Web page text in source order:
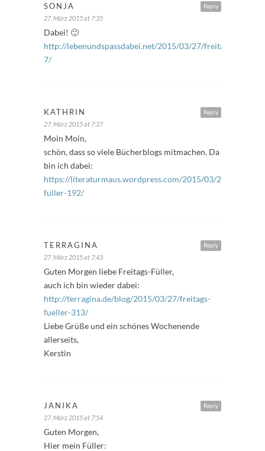
Reply
SONJA
27. März 2015 at 7:35
Dabei! 🙂
http://lebenundspassdabei.net/2015/03/27/freitagsfuller-
7/
Reply
KATHRIN
27. März 2015 at 7:37
Moin Moin,
schön, dass so viele Bücherblogs mitmachen. Da
bin ich dabei:
https://literaturmaus.wordpress.com/2015/03/27/freitags-
fuller-192/
Reply
TERRAGINA
27. März 2015 at 7:43
Guten Morgen liebe Freitags-Füller,
auch ich bin wieder dabei:
http://terragina.de/blog/2015/03/27/freitags-
fueller-313/
Liebe Grüße und ein schönes Wochenende
allerseits,
Kerstin
Reply
JANIKA
27. März 2015 at 7:54
Guten Morgen,
Hier mein Füller: